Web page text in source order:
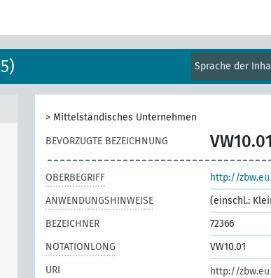
Sprache der
> Mittelständisches Unternehmen
BEVORZUGTE BEZEICHNUNG
VW10.01
OBERBEGRIFF http://
ANWENDUNGSHINWEISE
(einschl.:
BEZEICHNER
72366
NOTATIONLONG
VW10.01
URI
http://